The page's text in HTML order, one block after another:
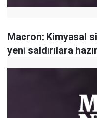
Macron: Kimyasal
yeni saldırılara